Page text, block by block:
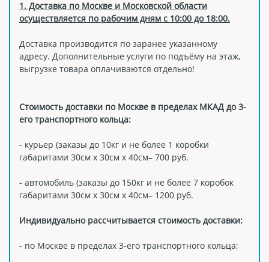
1. Доставка по Москве и Московской области
осуществляется по рабочим дням с 10:00 до 18:00.
Доставка производится по заранее указанному
адресу. Дополнительные услуги по подъёму на этаж,
выгрузке товара оплачиваются отдельно!
Стоимость доставки по Москве в пределах МКАД до 3-
его транспортного кольца:
- курьер (заказы до 10кг и не более 1 коробки
габаритами 30см х 30см х 40см– 700 руб.
- автомобиль (заказы до 150кг и не более 7 коробок
габаритами 30см х 30см х 40см– 1200 руб.
Индивидуально рассчитывается стоимость доставки:
- по Москве в пределах 3-его транспортного кольца;